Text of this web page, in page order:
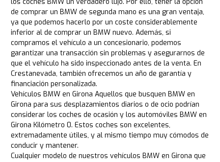
los coches BMW un verdadero lujo. Por ello, tener la opción
de comprar un BMW de segunda mano es una gran ventaja,
ya que podemos hacerlo por un coste considerablemente
inferior al de comprar un BMW nuevo. Además, si
compramos el vehículo a un concesionario, podemos
garantizar una transacción sin problemas y asegurarnos de
que el vehículo ha sido inspeccionado antes de la venta. En
Crestanevada, también ofrecemos un año de garantía y
financiación personalizada.
Vehículos BMW en Girona Aquellos que busquen BMW en
Girona para sus desplazamientos diarios o de ocio podrían
considerar los coches de ocasión y los automóviles BMW en
Girona Kilómetro 0. Estos coches son excelentes,
extremadamente útiles, y al mismo tiempo muy cómodos de
conducir y mantener.
Cualquier modelo de nuestros vehículos BMW en Girona que